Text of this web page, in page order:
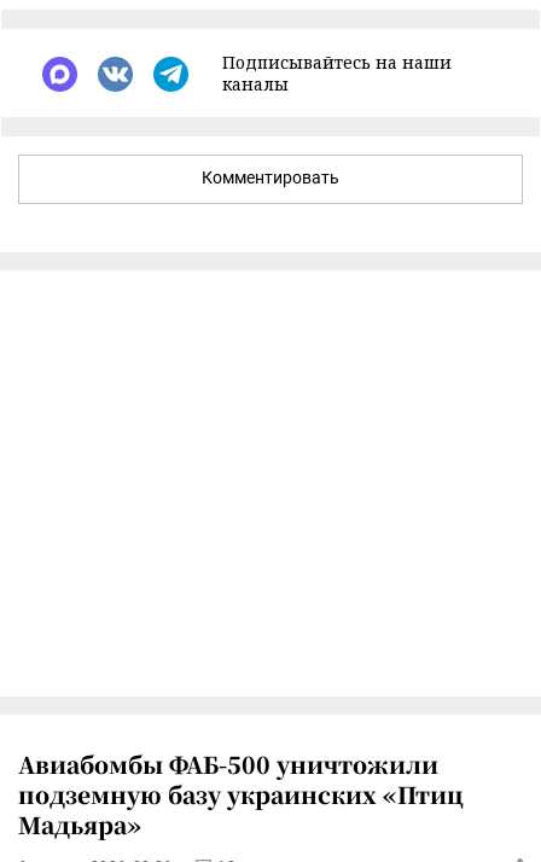
Подписывайтесь на наши
каналы
Комментировать
Авиабомбы ФАБ-500 уничтожили
подземную базу украинских «Птиц
Мадьяра»